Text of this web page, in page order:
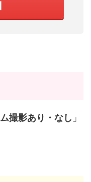
撮影あり・なし 」